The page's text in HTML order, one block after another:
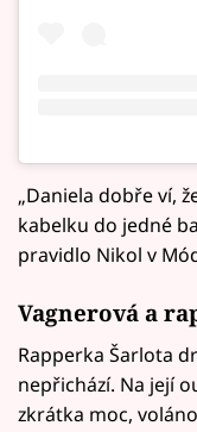
„Daniela dobře ví,
kabelku do jedné
pravidlo Nikol v
Vagnerová a
Rapperka Šarlota
nepřichází. Na její
zkrátka moc,